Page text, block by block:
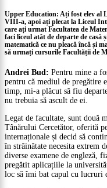
Upper Education: Ați fost elev al
VIII-a, apoi ați plecat la Liceul
care ați urmat Facultatea de
faci liceul atât de departe de
matematică ce nu pleacă încă și
să urmați cursurile Facultății de
Andrei Bud: Pentru mine a
pentru că mediul de pregătire
timp, mi-a plăcut să fiu
nu trebuia să ascult de ei.
Legat de facultate, sunt două
Tânărului Cercetător, oferită
internaționale și decid să
în străinătate necesita extrem
diverse examene de engleză,
pregătit aplicațiile la
loc să îmi bat capul cu lucruri